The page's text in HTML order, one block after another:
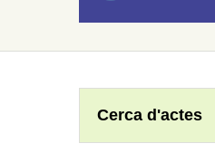
Cerca d'actes